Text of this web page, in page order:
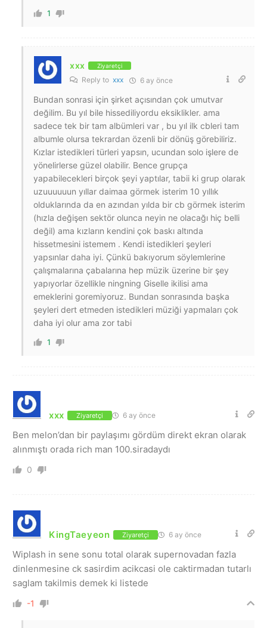
1
xxx Ziyaretçi
Reply to xxx 6 ay önce
Bundan sonrasi için şirket açısından çok umutvar
değilim. Bu yıl bile hissediliyordu eksiklikler. ama
sadece tek bir tam albümleri var , bu yıl ilk cbleri tam
albumle olursa tekrardan özenli bir dönüş görebiliriz.
Kızlar istedikleri türleri yapsın, ucundan solo işlere de
yönelirlerse güzel olabilir. Bence grupça
yapabilecekleri birçok şeyi yaptılar, tabii ki grup olarak
uzuuuuuun yıllar daimaa görmek isterim 10 yıllık
olduklarında da en azından yılda bir cb görmek isterim
(hızla değişen sektör olunca neyin ne olacağı hiç belli
değil) ama kızların kendini çok baskı altında
hissetmesini istemem . Kendi istedikleri şeyleri
yapsınlar daha iyi. Çünkü bakıyorum söylemlerine
çalışmalarına çabalarına hep müzik üzerine bir şey
yapıyorlar özellikle ningning Giselle ikilisi ama
emeklerini goremiyoruz. Bundan sonrasında başka
şeyleri dert etmeden istedikleri müziği yapmaları çok
daha iyi olur ama zor tabi
1
xxx Ziyaretçi 6 ay önce
Ben melon’dan bir paylaşımı gördüm direkt ekran olarak
alınmıştı orada rich man 100.siradaydı
0
KingTaeyeon Ziyaretçi 6 ay önce
Wiplash in sene sonu total olarak supernovadan fazla
dinlenmesine ck sasirdim acikcasi ole caktirmadan tutarlı
saglam takilmis demek ki listede
-1